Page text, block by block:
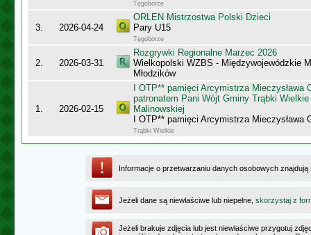
Tęgoborze
3. 2026-04-24
ORLEN Mistrzostwa Polski Dzieci
Pary U15
Tęgoborze
2. 2026-03-31
Rozgrywki Regionalne Marzec 2026
Wielkopolski WZBS - Międzywojewódzkie
Młodzików
1. 2026-02-15
I OTP** pamięci Arcymistrza Mieczysława
patronatem Pani Wójt Gminy Trąbki
Malinowskiej
I OTP** pamięci Arcymistrza Mieczysława
Trąbki Wielkie
Informacje o przetwarzaniu danych osobowych
Jeżeli dane są niewłaściwe lub niepełne, skorzystaj z
Jeżeli brakuje zdjęcia lub jest niewłaściwe przygotuj